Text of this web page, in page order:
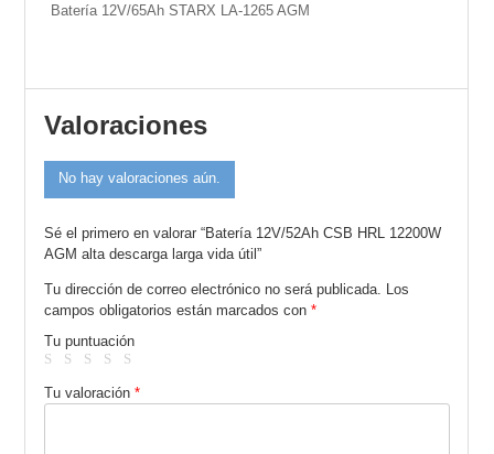
Batería 12V/65Ah STARX LA-1265 AGM
Valoraciones
No hay valoraciones aún.
Sé el primero en valorar “Batería 12V/52Ah CSB HRL 12200W
AGM alta descarga larga vida útil”
Tu dirección de correo electrónico no será publicada. Los
campos obligatorios están marcados con*
Tu puntuación
Tu valoración*